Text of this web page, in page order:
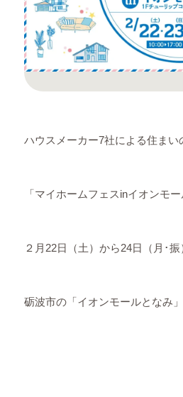
ハウスメーカー7社による住まい
「マイホームフェスinイオンモ
２月22日（土）から24日（月･振
砺波市の「イオンモールとなみ」